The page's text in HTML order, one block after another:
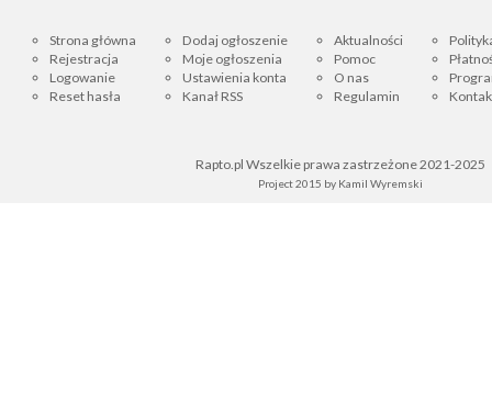
Strona główna
Rejestracja
Logowanie
Reset hasła
Dodaj ogłoszenie
Moje ogłoszenia
Ustawienia konta
Kanał RSS
Aktualności
Pomoc
O nas
Regulamin
Rapto.pl Wszelkie prawa zastrzeżone 2021-2025
Project 2015 by Kamil Wyremski